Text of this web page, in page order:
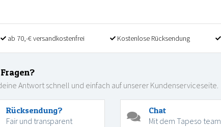
ab 70,-€ versandkostenfrei Kostenlose Rücksendung
Antwort schnell und einfach auf unserer Kundenserviceseite.
Rücksendung?
Fair und transparent
Chat
Mit dem Tapeso team